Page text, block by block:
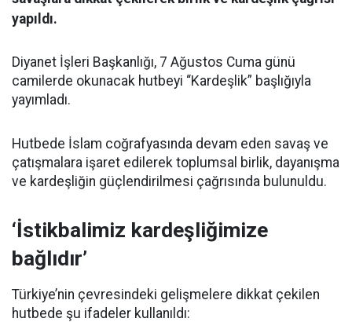
yapıldı.
Diyanet İşleri Başkanlığı, 7 Ağustos Cuma günü
camilerde okunacak hutbeyi “Kardeşlik” başlığıyla
yayımladı.
Hutbede İslam coğrafyasında devam eden savaş ve
çatışmalara işaret edilerek toplumsal birlik, dayanışma
ve kardeşliğin güçlendirilmesi çağrısında bulunuldu.
‘İstikbalimiz kardeşliğimize
bağlıdır’
Türkiye’nin çevresindeki gelişmelere dikkat çekilen
hutbede şu ifadeler kullanıldı: